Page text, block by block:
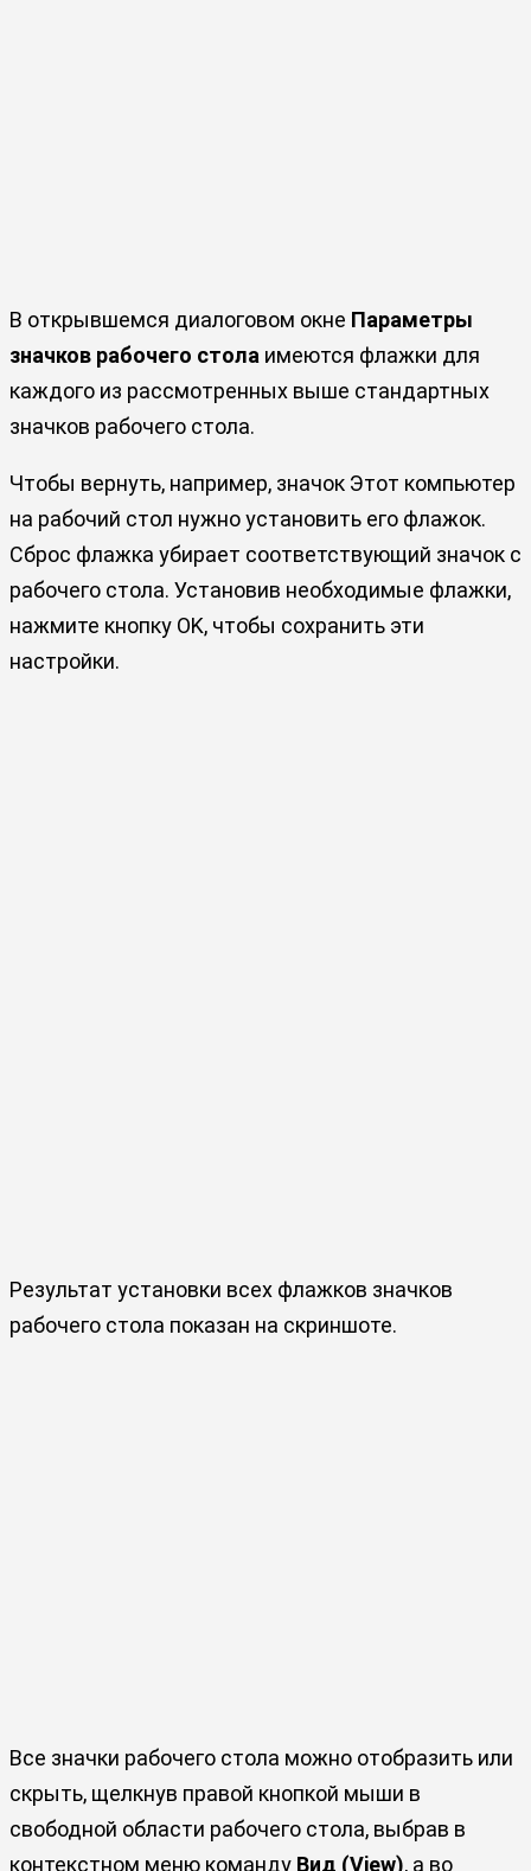
В открывшемся диалоговом окне Параметры
значков рабочего стола имеются флажки для
каждого из рассмотренных выше стандартных
значков рабочего стола.
Чтобы вернуть, например, значок Этот компьютер
на рабочий стол нужно установить его флажок.
Сброс флажка убирает соответствующий значок с
рабочего стола. Установив необходимые флажки,
нажмите кнопку OK, чтобы сохранить эти
настройки.
Результат установки всех флажков значков
рабочего стола показан на скриншоте.
Все значки рабочего стола можно отобразить или
скрыть, щелкнув правой кнопкой мыши в
свободной области рабочего стола, выбрав в
контекстном меню команду Вид (View), а во